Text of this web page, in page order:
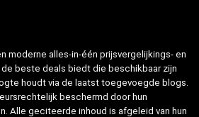
moderne alles-in-één prijsvergelijkings- en
beste deals biedt die beschikbaar zijn
houdt via de laatst toegevoegde blogs.
beschermd door hun
Alle geciteerde inhoud is afgeleid van hun